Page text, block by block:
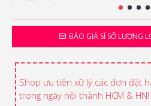
BÁO GIÁ SỈ SỐ LƯỢNG
Shop ưu tiên xữ lý các đơn đặt
trong ngày nội thành HCM & HN!